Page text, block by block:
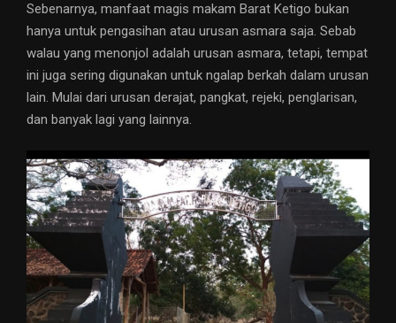
Sebenarnya, manfaat magis makam Barat Ketigo bukan
hanya untuk pengasihan atau urusan asmara saja. Sebab
walau yang menonjol adalah urusan asmara, tetapi, tempat
ini juga sering digunakan untuk ngalap berkah dalam urusan
lain. Mulai dari urusan derajat, pangkat, rejeki, penglarisan,
dan banyak lagi yang lainnya.